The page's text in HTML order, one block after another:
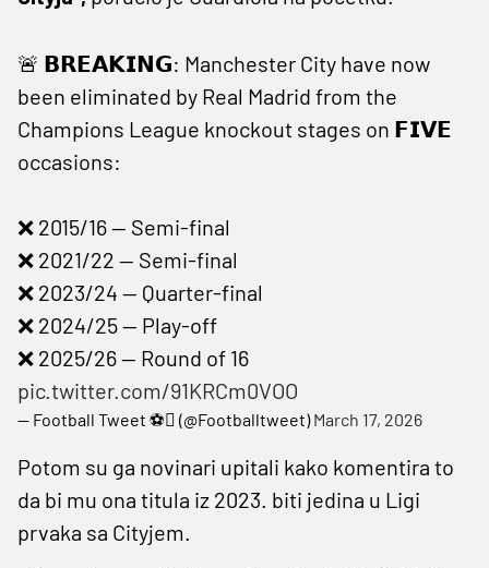
🚨 𝗕𝗥𝗘𝗔𝗞𝗜𝗡𝗚: Manchester City have now
been eliminated by Real Madrid from the
Champions League knockout stages on 𝗙𝗜𝗩𝗘
occasions:
❌ 2015/16 — Semi-final
❌ 2021/22 — Semi-final
❌ 2023/24 — Quarter-final
❌ 2024/25 — Play-off
❌ 2025/26 — Round of 16
pic.twitter.com/91KRCm0VOO
— Football Tweet ⚽ (@Footballtweet)March 17, 2026
Potom su ga novinari upitali kako komentira to
da bi mu ona titula iz 2023. biti jedina u Ligi
prvaka sa Cityjem.